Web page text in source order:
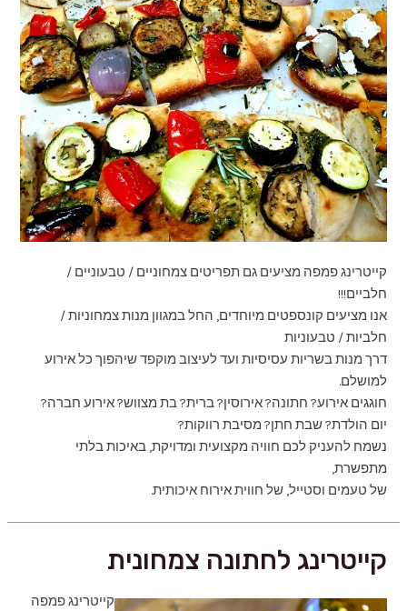
קייטרינג פמפה מציעים גם תפריטים צמחוניים / טבעוניים /
חלביים!!!
אנו מציעים קונספטים מיוחדים, החל במגוון מנות צמחוניות /
חלביות / טבעוניות
דרך מנות בשריות עסיסיות ועד לעיצוב מוקפד שיהפוך כל אירוע
למושלם.
חוגגים אירוע? חתונה? אירוסין? ברית? בת מצווש? אירוע חברה?
יום הולדת? שבת חתן? מסיבת רווקות?
נשמח להעניק לכם חוויה מקצועית ומדויקת, באיכות בלתי
מתפשרת,
של טעמים וסטייל, של חווית אירוח איכותית.
קייטרינג לחתונה צמחונית
קייטרינג פמפה